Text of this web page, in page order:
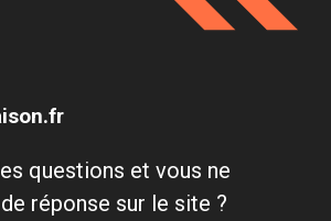
questions et vous ne
réponse sur le site ?